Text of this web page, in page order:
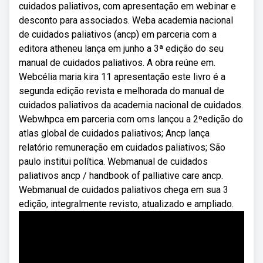
cuidados paliativos, com apresentação em webinar e
desconto para associados. Weba academia nacional
de cuidados paliativos (ancp) em parceria com a
editora atheneu lança em junho a 3ª edição do seu
manual de cuidados paliativos. A obra reúne em.
Webcélia maria kira 11 apresentação este livro é a
segunda edição revista e melhorada do manual de
cuidados paliativos da academia nacional de cuidados.
Webwhpca em parceria com oms lançou a 2ºedição do
atlas global de cuidados paliativos; Ancp lança
relatório remuneração em cuidados paliativos; São
paulo institui política. Webmanual de cuidados
paliativos ancp / handbook of palliative care ancp.
Webmanual de cuidados paliativos chega em sua 3
edição, integralmente revisto, atualizado e ampliado.